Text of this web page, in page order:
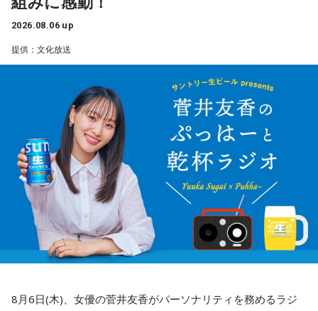
2026.08.06 up
提供：文化放送
8月6日(木)、女優の菅井友香がパーソナリティを務めるラジ